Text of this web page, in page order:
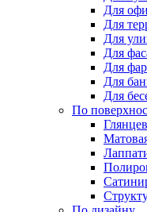
Для
Для
Для
Для
Для
Для
Для
По